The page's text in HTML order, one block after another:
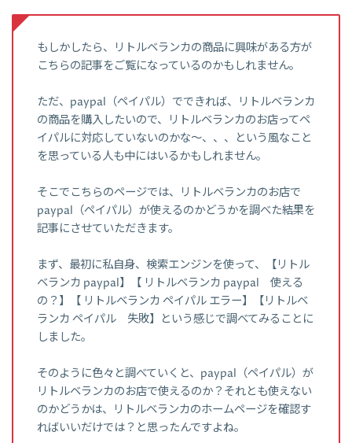
もしかしたら、リトルベランカの商品に興味がある方が
こちらの記事をご覧になっているのかもしれません。
ただ、paypal（ペイパル）でできれば、リトルベランカ
の商品を購入したいので、リトルベランカのお店ってペ
イパルに対応していないのかな～、、、という風なこと
を思っている人も中にはいるかもしれません。
そこでこちらのページでは、リトルベランカのお店で
paypal（ペイパル）が使えるのかどうかを調べた結果を
記事にさせていただきます。
まず、最初に私自身、検索エンジンを使って、【リトル
ベランカ paypal】【 リトルベランカ paypal 使える
の？】【 リトルベランカ ペイパル エラー】【リトルベ
ランカ ペイパル 失敗】という感じで調べてみることに
しました。
そのように色々と調べていくと、paypal（ペイパル）が
リトルベランカのお店で使えるのか？それとも使えない
のかどうかは、リトルベランカのホームページを確認す
ればいいだけでは？と思ったんですよね。